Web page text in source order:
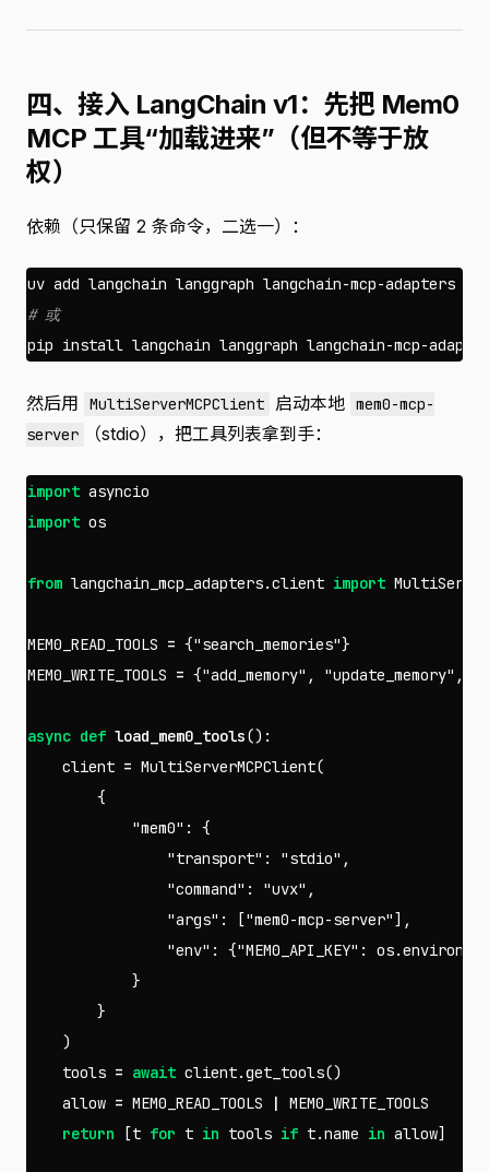
四、接入 LangChain v1：先把 Mem0
MCP 工具“加载进来”（但不等于放
权）
依赖（只保留 2 条命令，二选一）：
# 或
pip install
然后用 MultiServerMCPClient 启动本地 mem0-mcp-
server
（stdio），把工具列表拿到手：
import asyncio
import os
from langchain_mcp_adapters.client import
MEM0_READ_TOOLS = {"search_memories"}
MEM0_WRITE_TOOLS = {"add_memory" , "update_memory" ,
async def load_mem0_tools():
client = MultiServerMCPClient(
{
"mem0" :
{
"transport" : "stdio" ,
"command" : "uvx" ,
"args" : ["mem0-mcp-server" ],
"env" : {"MEM0_API_KEY" : os.environ
}
}
)
tools = await client.get_tools()
allow = MEM0_READ_TOOLS
MEM0_WRITE_TOOLS
return
[t for t in tools if t.name in allow]